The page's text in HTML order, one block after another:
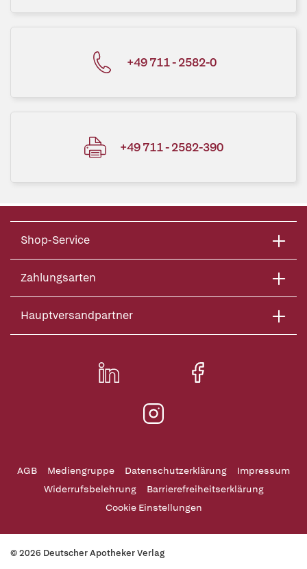
+49 711 - 2582-0
+49 711 - 2582-390
Shop-Service
Zahlungsarten
Hauptversandpartner
AGB Mediengruppe Datenschutzerklärung
Impressum
Widerrufsbelehrung
Barrierefreiheitserklärung
Cookie Einstellungen
© 2026 Deutscher Apotheker Verlag